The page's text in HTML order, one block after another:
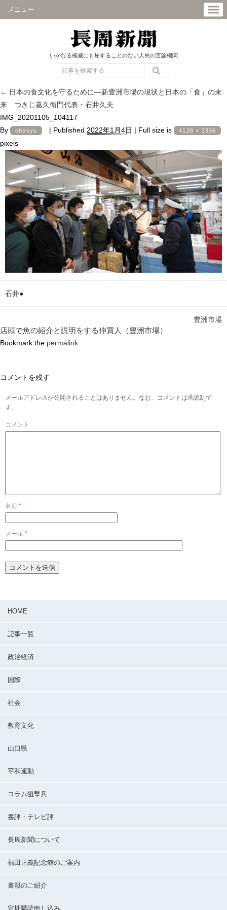
メニュー
いかなる権威にも屈することのない人民の言論機関
← 日本の食文化を守るために―新豊洲市場の現状と日本の「食」の未
来 つきじ嘉久衛門代表・石井久夫
IMG_20201105_104117
By
chosyu | Published 2022年1月4日 | Full size is 4128 × 2336
pixels
石井●
豊洲市場
店頭で魚の紹介と説明をする仲買人（豊洲市場）
Bookmark the permalink
コメントを残す
メールアドレスが公開されることはありません。なお、コメントは承認制で
す。
コメント
名前 *
メール *
HOME
記事一覧
政治経済
国際
社会
教育文化
山口県
平和運動
コラム狙撃兵
書評・テレビ評
長周新聞について
福田正義記念館のご案内
書籍のご紹介
定期購読申し込み